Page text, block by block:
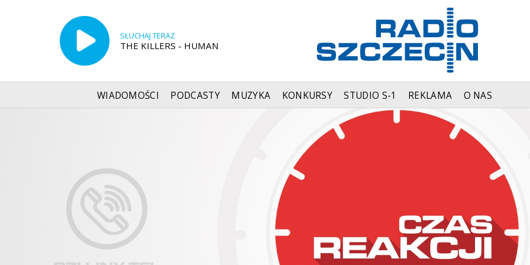
SŁUCHAJ TERAZ
THE KILLERS - HUMAN
WIADOMOŚCI PODCASTY MUZYKA KONKURSY STUDIO S-1 REKLAMA O NAS